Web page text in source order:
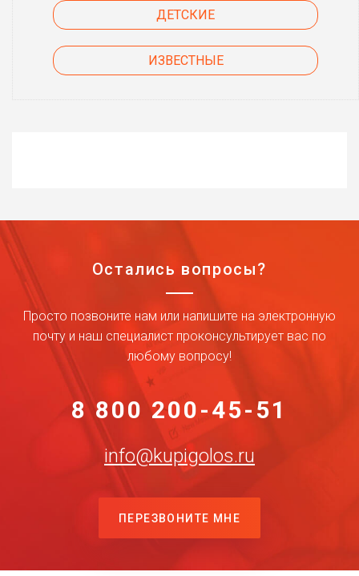
ДЕТСКИЕ
ИЗВЕСТНЫЕ
Остались вопросы?
Просто позвоните нам или напишите на электронную
почту и наш специалист проконсультирует вас по
любому вопросу!
8 800 200-45-51
info@kupigolos.ru
ПЕРЕЗВОНИТЕ МНЕ